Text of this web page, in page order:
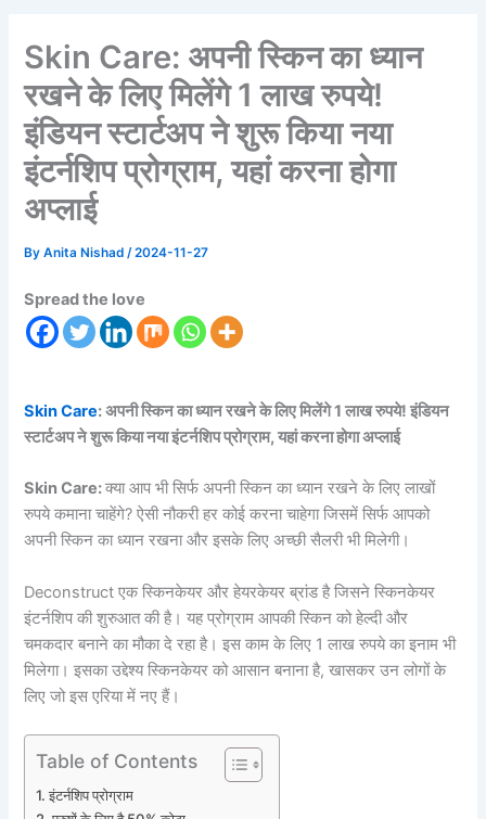
Skin Care: अपनी स्किन का ध्यान
रखने के लिए मिलेंगे 1 लाख रुपये!
इंडियन स्टार्टअप ने शुरू किया नया
इंटर्नशिप प्रोग्राम, यहां करना होगा
अप्लाई
ByAnita Nishad/2024-11-27
Spread the love
Skin Care: अपनी स्किन का ध्यान रखने के लिए मिलेंगे 1 लाख रुपये! इंडियन
स्टार्टअप ने शुरू किया नया इंटर्नशिप प्रोग्राम, यहां करना होगा अप्लाई
Skin Care:क्या आप भी सिर्फ अपनी स्किन का ध्यान रखने के लिए लाखों
रुपये कमाना चाहेंगे? ऐसी नौकरी हर कोई करना चाहेगा जिसमें सिर्फ आपको
अपनी स्किन का ध्यान रखना और इसके लिए अच्छी सैलरी भी मिलेगी।
Deconstruct एक स्किनकेयर और हेयरकेयर ब्रांड है जिसने स्किनकेयर
इंटर्नशिप की शुरुआत की है। यह प्रोग्राम आपकी स्किन को हेल्दी और
चमकदार बनाने का मौका दे रहा है। इस काम के लिए 1 लाख रुपये का इनाम भी
मिलेगा। इसका उद्देश्य स्किनकेयर को आसान बनाना है, खासकर उन लोगों के
लिए जो इस एरिया में नए हैं।
Table of Contents
इंटर्नशिप प्रोग्राम